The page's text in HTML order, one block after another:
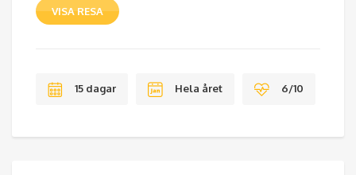
VISA RESA
15 dagar Hela året 6/10